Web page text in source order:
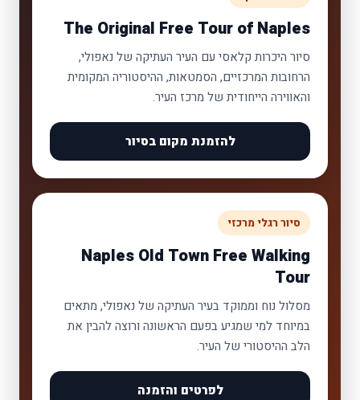
The Original Free Tour of Naples
סיור היכרות קלאסי עם העיר העתיקה של נאפולי,
הרחובות המרכזיים, הסמטאות, ההיסטוריה המקומית
והאווירה הייחודית של מרכז העיר.
להזמנת מקום בסיור
סיור רגלי מרכזי
Naples Old Town Free Walking
Tour
מסלול נוח וממוקד בעיר העתיקה של נאפולי, מתאים
במיוחד למי שמגיע בפעם הראשונה ורוצה להבין את
הלב ההיסטורי של העיר.
לפרטים והזמנה